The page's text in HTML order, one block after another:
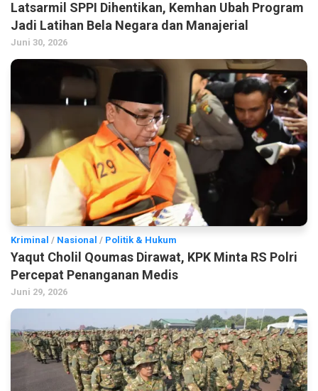
Latsarmil SPPI Dihentikan, Kemhan Ubah Program
Jadi Latihan Bela Negara dan Manajerial
Juni 30, 2026
Kriminal / Nasional / Politik & Hukum
Yaqut Cholil Qoumas Dirawat, KPK Minta RS Polri
Percepat Penanganan Medis
Juni 29, 2026